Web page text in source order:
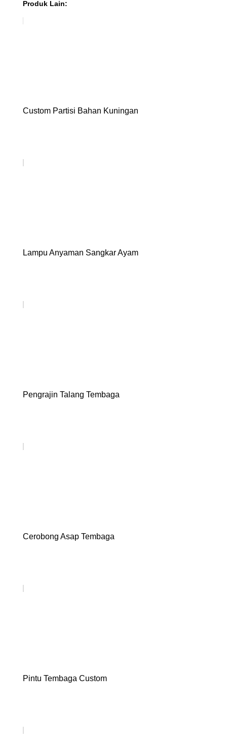
Produk Lain:
Custom Partisi Bahan Kuningan
Lampu Anyaman Sangkar Ayam
Pengrajin Talang Tembaga
Cerobong Asap Tembaga
Pintu Tembaga Custom